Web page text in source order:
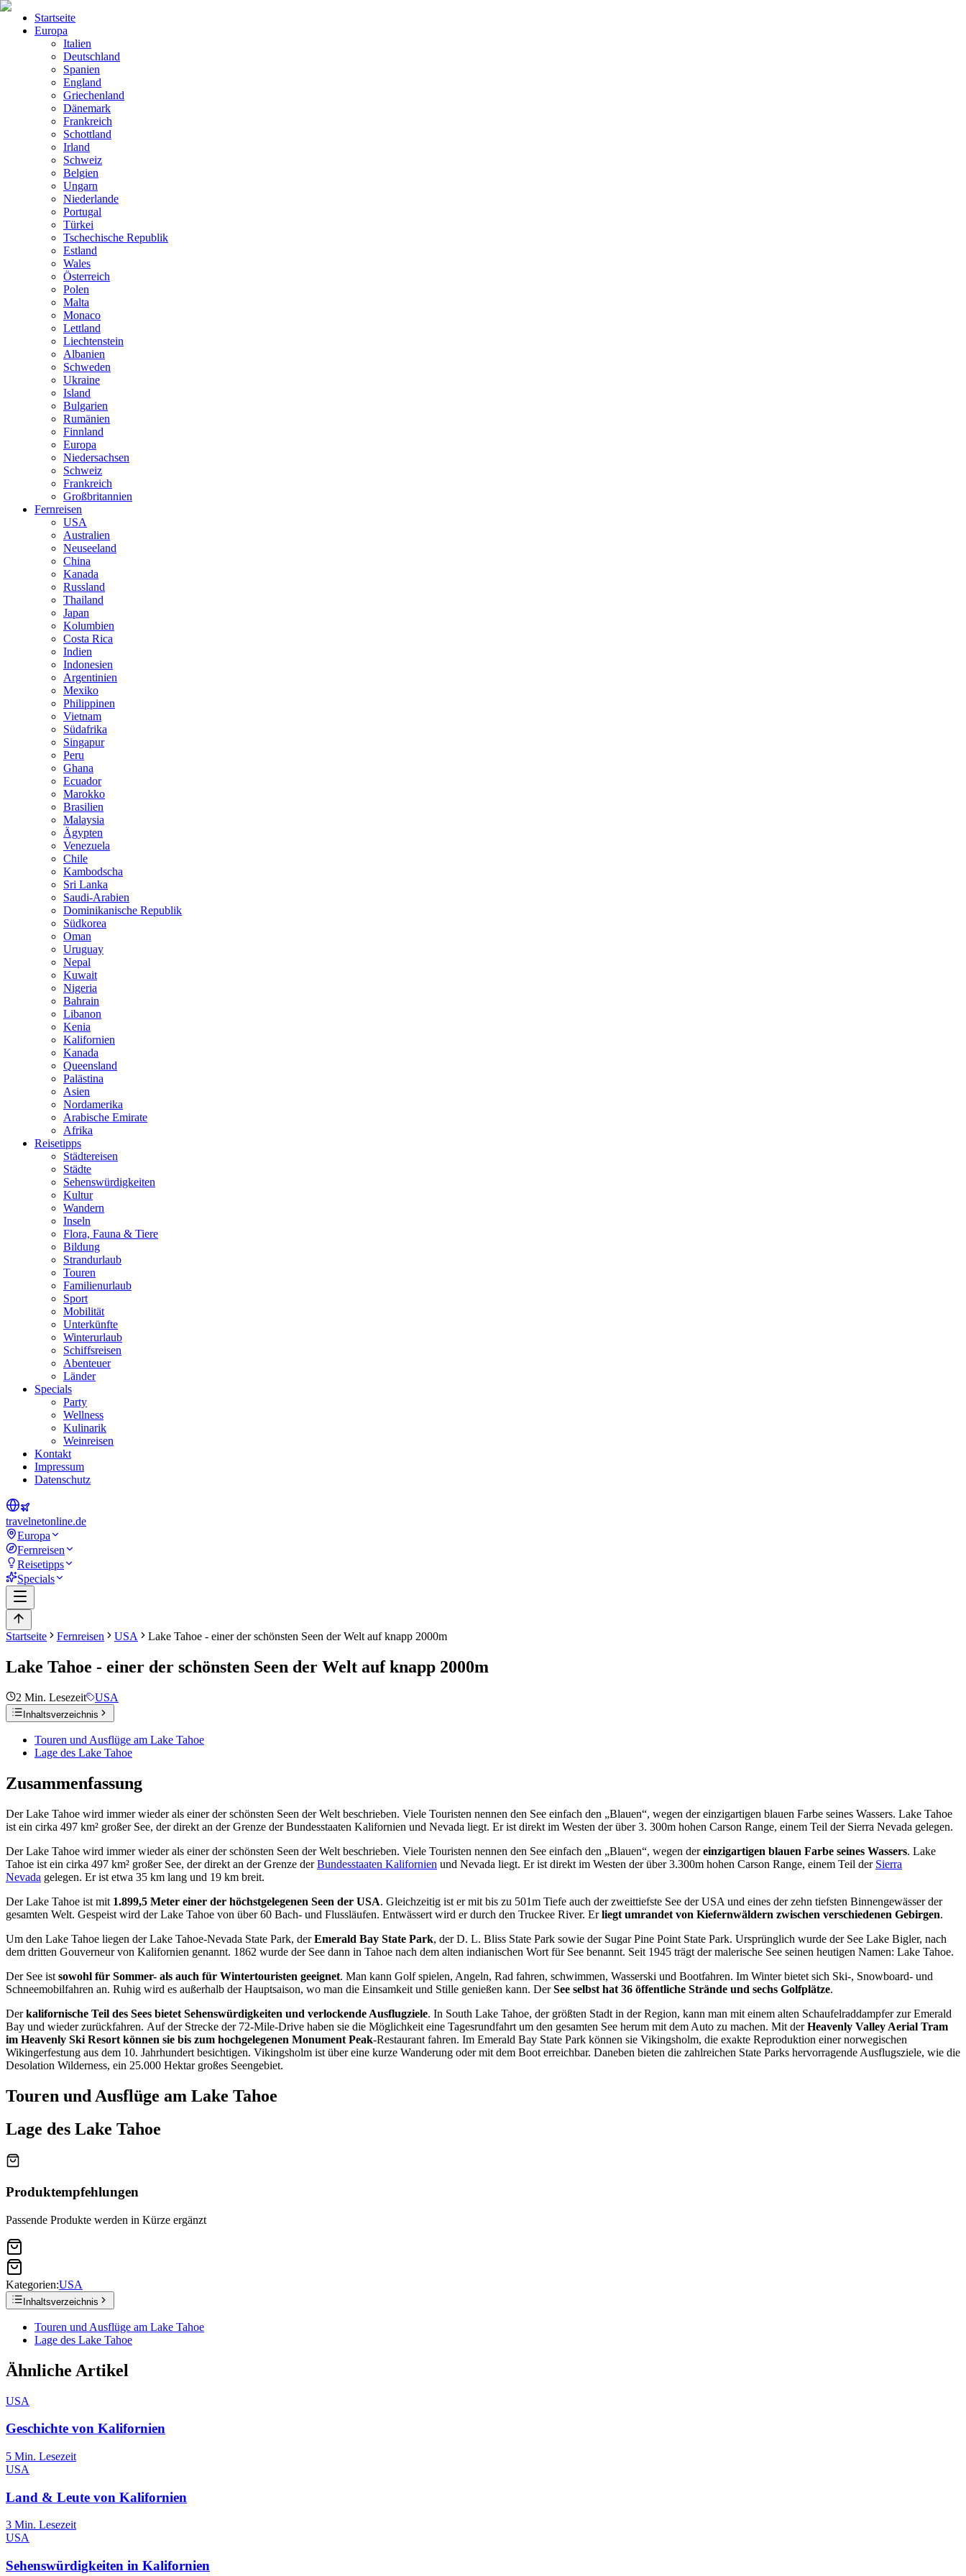
Startseite
Europa
Italien
Deutschland
Spanien
England
Griechenland
Dänemark
Frankreich
Schottland
Irland
Schweiz
Belgien
Ungarn
Niederlande
Portugal
Türkei
Tschechische Republik
Estland
Wales
Österreich
Polen
Malta
Monaco
Lettland
Liechtenstein
Albanien
Schweden
Ukraine
Island
Bulgarien
Rumänien
Finnland
Europa
Niedersachsen
Schweiz
Frankreich
Großbritannien
Fernreisen
USA
Australien
Neuseeland
China
Kanada
Russland
Thailand
Japan
Kolumbien
Costa Rica
Indien
Indonesien
Argentinien
Mexiko
Philippinen
Vietnam
Südafrika
Singapur
Peru
Ghana
Ecuador
Marokko
Brasilien
Malaysia
Ägypten
Venezuela
Chile
Kambodscha
Sri Lanka
Saudi-Arabien
Dominikanische Republik
Südkorea
Oman
Uruguay
Nepal
Kuwait
Nigeria
Bahrain
Libanon
Kenia
Kalifornien
Kanada
Queensland
Palästina
Asien
Nordamerika
Arabische Emirate
Afrika
Reisetipps
Städtereisen
Städte
Sehenswürdigkeiten
Kultur
Wandern
Inseln
Flora, Fauna & Tiere
Bildung
Strandurlaub
Touren
Familienurlaub
Sport
Mobilität
Unterkünfte
Winterurlaub
Schiffsreisen
Abenteuer
Länder
Specials
Party
Wellness
Kulinarik
Weinreisen
Kontakt
Impressum
Datenschutz
travelnetonline.de
Europa
Fernreisen
Reisetipps
Specials
Startseite Fernreisen USA Lake Tahoe - einer der schönsten Seen der Welt auf knapp 2000m
Lake Tahoe - einer der schönsten Seen der Welt auf knapp 2000m
2 Min. Lesezeit USA
Inhaltsverzeichnis
Touren und Ausflüge am Lake Tahoe
Lage des Lake Tahoe
Zusammenfassung
Der Lake Tahoe wird immer wieder als einer der schönsten Seen der Welt beschrieben. Viele Touristen nennen den See einfach den „Blauen“, wegen der einzigartigen blauen Farbe seines Wassers. Lake Tahoe
ist ein cirka 497 km² großer See, der direkt an der Grenze der Bundesstaaten Kalifornien und Nevada liegt. Er ist direkt im Westen der über 3. 300m hohen Carson Range, einem Teil der Sierra Nevada gelegen.
Der Lake Tahoe wird immer wieder als einer der schönsten Seen der Welt beschrieben. Viele Touristen nennen den See einfach den „Blauen“, wegen dereinzigartigen blauen Farbe seines Wassers. Lake
Tahoe ist ein cirka 497 km² großer See, der direkt an der Grenze derBundesstaaten Kalifornien und Nevada liegt. Er ist direkt im Westen der über 3.300m hohen Carson Range, einem Teil der Sierra
Nevada gelegen. Er ist etwa 35 km lang und 19 km breit.
Der Lake Tahoe ist mit 1.899,5 Meter einer der höchstgelegenen Seen der USA. Gleichzeitig ist er mit bis zu 501m Tiefe auch der zweittiefste See der USA und eines der zehn tiefsten Binnengewässer der
gesamten Welt. Gespeist wird der Lake Tahoe von über 60 Bach- und Flussläufen. Entwässert wird er durch den Truckee River. Erliegt umrandet von Kiefernwäldern zwischen verschiedenen Gebirgen.
Um den Lake Tahoe liegen der Lake Tahoe-Nevada State Park, derEmerald Bay State Park, der D. L. Bliss State Park sowie der Sugar Pine Point State Park. Ursprünglich wurde der See Lake Bigler, nach
dem dritten Gouverneur von Kalifornien genannt. 1862 wurde der See dann in Tahoe nach dem alten indianischen Wort für See benannt. Seit 1945 trägt der malerische See seinen heutigen Namen: Lake Tahoe.
Der See ist sowohl für Sommer- als auch für Wintertouristen geeignet. Man kann Golf spielen, Angeln, Rad fahren, schwimmen, Wasserski und Bootfahren. Im Winter bietet sich Ski-, Snowboard- und
Schneemobilfahren an. Ruhig wird es außerhalb der Hauptsaison, wo man die Einsamkeit und Stille genießen kann. DerSee selbst hat 36 öffentliche Strände und sechs Golfplätze.
Derkalifornische Teil des Sees bietet Sehenswürdigkeiten und verlockende Ausflugziele. In South Lake Tahoe, der größten Stadt in der Region, kann man mit einem alten Schaufelraddampfer zur Emerald
Bay und wieder zurückfahren. Auf der Strecke der 72-Mile-Drive haben sie die Möglichkeit eine Tagesrundfahrt um den gesamten See herum mit dem Auto zu machen. Mit derHeavenly Valley Aerial Tram
im Heavenly Ski Resort können sie bis zum hochgelegenen Monument Peak-Restaurant fahren. Im Emerald Bay State Park können sie Vikingsholm, die exakte Reproduktion einer norwegischen
Wikingerfestung aus dem 10. Jahrhundert besichtigen. Vikingsholm ist über eine kurze Wanderung oder mit dem Boot erreichbar. Daneben bieten die zahlreichen State Parks hervorragende Ausflugsziele, wie die
Desolation Wilderness, ein 25.000 Hektar großes Seengebiet.
Touren und Ausflüge am Lake Tahoe
Lage des Lake Tahoe
Produktempfehlungen
Passende Produkte werden in Kürze ergänzt
Kategorien:USA
Inhaltsverzeichnis
Touren und Ausflüge am Lake Tahoe
Lage des Lake Tahoe
Ähnliche Artikel
USA
Geschichte von Kalifornien
5 Min. Lesezeit
USA
Land & Leute von Kalifornien
3 Min. Lesezeit
USA
Sehenswürdigkeiten in Kalifornien